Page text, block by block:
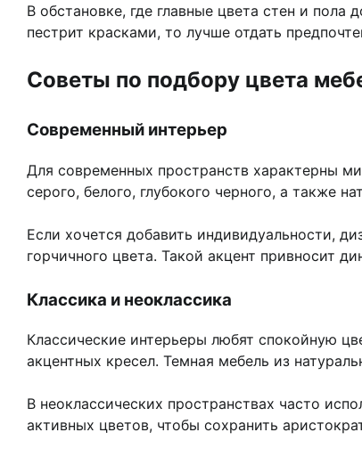
В обстановке, где главные цвета стен и
пестрит красками, то лучше отдать
Советы по подбору цвета
Современный интерьер
Для современных пространств характерны
серого, белого, глубокого черного, а также
Если хочется добавить индивидуальности,
горчичного цвета. Такой акцент привносит
Классика и неоклассика
Классические интерьеры любят спокойную
акцентных кресел. Темная мебель из
В неоклассических пространствах часто
активных цветов, чтобы сохранить